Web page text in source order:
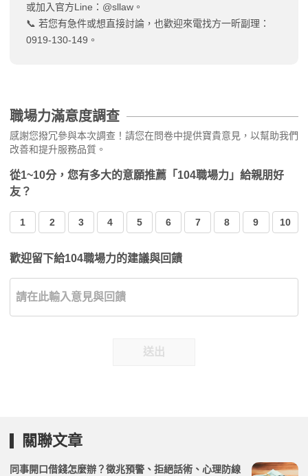
或加入官方Line：@sllaw。
📞 若您有急件或想直接討論，也歡迎來電找方一昕副理：
0919-130-149。
職場力滿意度調查
感謝您撥冗參與本次調查！請您在問卷中提供寶貴意見，以幫助我們
改善和提升服務品質。
從1~10分，您有多大的意願推薦「104職場力」給親朋好
友？
1 2 3 4 5 6 7 8 9 10
歡迎留下給104職場力的建議與回饋
送出
關聯文章
同事開口借錢怎麼辦？徵兆預警、拒絕話術、心理防線